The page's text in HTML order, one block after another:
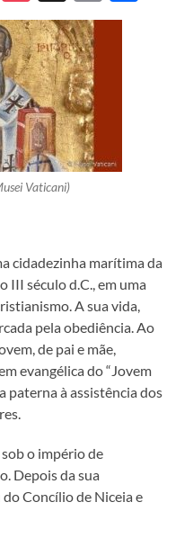
Vaticani)
cidadezinha marítima da
III século d.C., em uma
A sua vida,
pela obediência. Ao
de pai e mãe,
evangélica do “Jovem
paterna à assistência dos
o império de
Depois da sua
Concílio de Niceia e